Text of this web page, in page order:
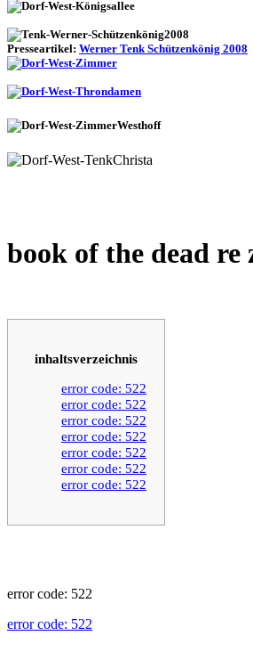
Presseartikel: Werner Tenk Schützenkönig 2008
book of the dead re
inhaltsverzeichnis
error code: 522
error code: 522
error code: 522
error code: 522
error code: 522
error code: 522
error code: 522
error code: 522
error code: 522